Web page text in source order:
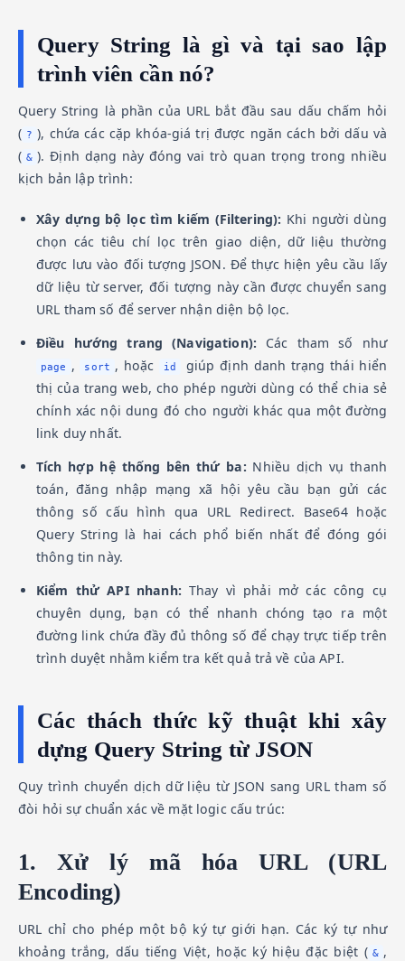
Query String là gì và tại sao lập
trình viên cần nó?
Query String là phần của URL bắt đầu sau dấu chấm hỏi
( ? ), chứa các cặp khóa-giá trị được ngăn cách bởi dấu và
( & ). Định dạng này đóng vai trò quan trọng trong nhiều
kịch bản lập trình:
Xây dựng bộ lọc tìm kiếm (Filtering): Khi người dùng
chọn các tiêu chí lọc trên giao diện, dữ liệu thường
được lưu vào đối tượng JSON. Để thực hiện yêu cầu lấy
dữ liệu từ server, đối tượng này cần được chuyển sang
URL tham số để server nhận diện bộ lọc.
Điều hướng trang (Navigation): Các tham số như
page , sort , hoặc id
giúp định danh trạng thái hiển
thị của trang web, cho phép người dùng có thể chia sẻ
chính xác nội dung đó cho người khác qua một đường
link duy nhất.
Tích hợp hệ thống bên thứ ba: Nhiều dịch vụ thanh
toán, đăng nhập mạng xã hội yêu cầu bạn gửi các
thông số cấu hình qua URL Redirect. Base64 hoặc
Query String là hai cách phổ biến nhất để đóng gói
thông tin này.
Kiểm thử API nhanh: Thay vì phải mở các công cụ
chuyên dụng, bạn có thể nhanh chóng tạo ra một
đường link chứa đầy đủ thông số để chạy trực tiếp trên
trình duyệt nhằm kiểm tra kết quả trả về của API.
Các thách thức kỹ thuật khi xây
dựng Query String từ JSON
Quy trình chuyển dịch dữ liệu từ JSON sang URL tham số
đòi hỏi sự chuẩn xác về mặt logic cấu trúc:
1. Xử lý mã hóa URL (URL
Encoding)
URL chỉ cho phép một bộ ký tự giới hạn. Các ký tự như
khoảng trắng, dấu tiếng Việt, hoặc ký hiệu đặc biệt ( & ,